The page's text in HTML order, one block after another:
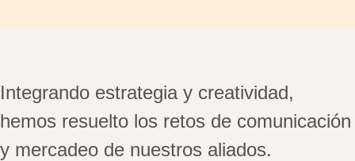
Integrando estrategia y creatividad,
hemos resuelto los retos de comunicación
y mercadeo de nuestros aliados.